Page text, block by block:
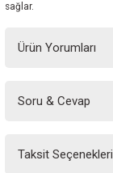
sağlar.
Ürün Yorumları
Soru & Cevap
Taksit Seçenekleri